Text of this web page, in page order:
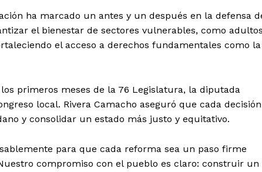
ha marcado un antes y un después en la defensa
el bienestar de sectores vulnerables, como
el acceso a derechos fundamentales como la
primeros meses de la 76 Legislatura, la diputada
local. Rivera Camacho aseguró que cada decisión
y consolidar un estado más justo y equitativo.
para que cada reforma sea un paso firme
compromiso con el pueblo es claro: construir un